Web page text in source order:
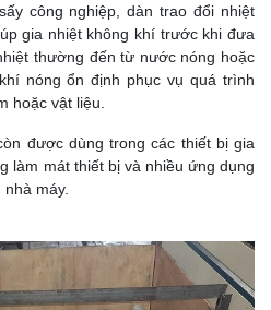
công nghiệp, dàn trao đổi nhiệt
gia nhiệt không khí trước khi đưa
thường đến từ nước nóng hoặc
nóng ổn định phục vụ quá trình
hoặc vật liệu.
được dùng trong các thiết bị gia
làm mát thiết bị và nhiều ứng dụng
máy.